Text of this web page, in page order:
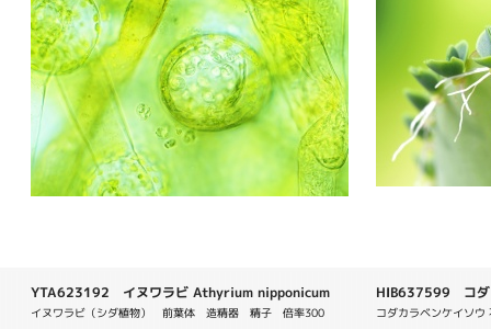
YTA623192 イヌワラビ Athyrium nipponicum
イヌワラビ（シダ植物）　前葉体　造精器　精子　倍率300
HIB637599 コダ
daigremontiana
コダカラベンケイソウ